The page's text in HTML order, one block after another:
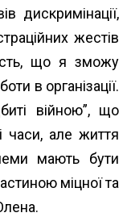
дискримінації,
жестів
що я зможу
в організації.
війною”, що
часи, але життя
мають бути
міцної та